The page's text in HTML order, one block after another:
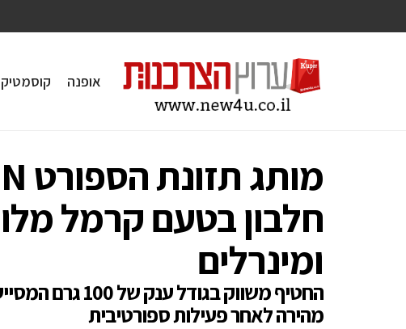
אופנה
חלבון בטעם קרמל
ומינרלים
החטיף משווק
מהירה לאחר פעילות ספורטיבית